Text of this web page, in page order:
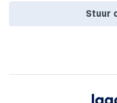
Stuur